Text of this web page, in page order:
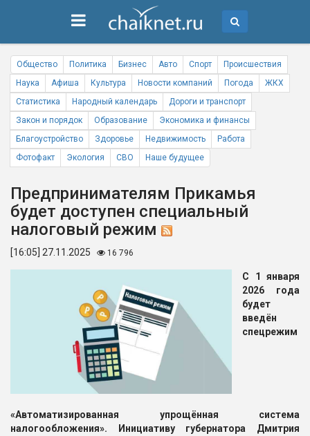
Общество Политика Бизнес Авто Спорт
Происшествия
Наука
Афиша Культура Новости компаний Погода
ЖКХ
Статистика
Народный календарь
Дороги и транспорт
Закон и порядок
Образование
Экономика и финансы
Благоустройство
Здоровье Недвижимость
Работа
Фотофакт
Экология СВО Наше будущее
Предпринимателям Прикамья
будет доступен специальный
налоговый режим
[16:05] 27.11.2025 16 796
С 1 января
2026 года
будет
введён
спецрежим
«Автоматизированная упрощённая система
налогообложения». Инициативу губернатора Дмитрия